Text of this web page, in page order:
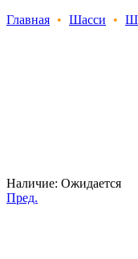
Главная • Шасси •
Наличие: Ожидается
Пред.